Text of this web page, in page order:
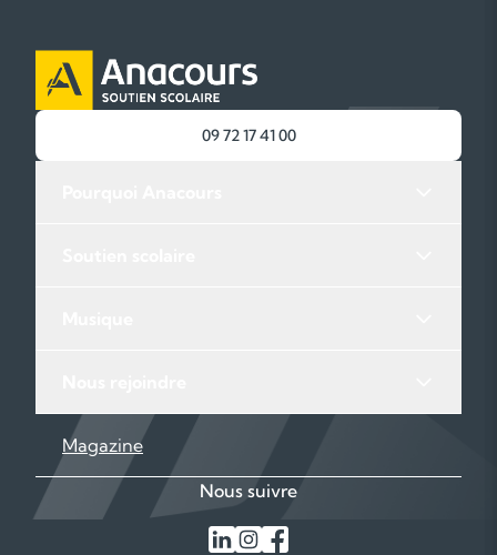
09 72 17 41 00
Magazine
Nous suivre